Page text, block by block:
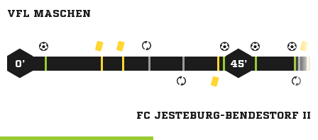
VFL MASCHEN
0’ 45’
FC JESTEBURG-BENDESTORF II